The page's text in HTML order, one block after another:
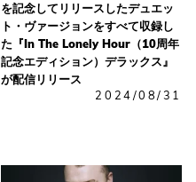
を記念してリリースしたデュエッ
ト・ヴァージョンをすべて収録し
た『In The Lonely Hour（10周年
記念エディション）デラックス』
が配信リリース
2024/08/31